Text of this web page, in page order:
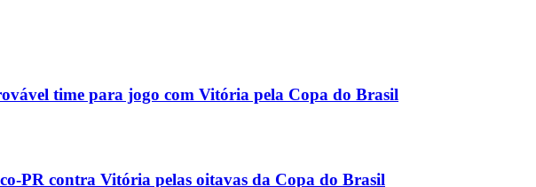
time para jogo com Vitória pela Copa do Brasil
PR contra Vitória pelas oitavas da Copa do Brasil